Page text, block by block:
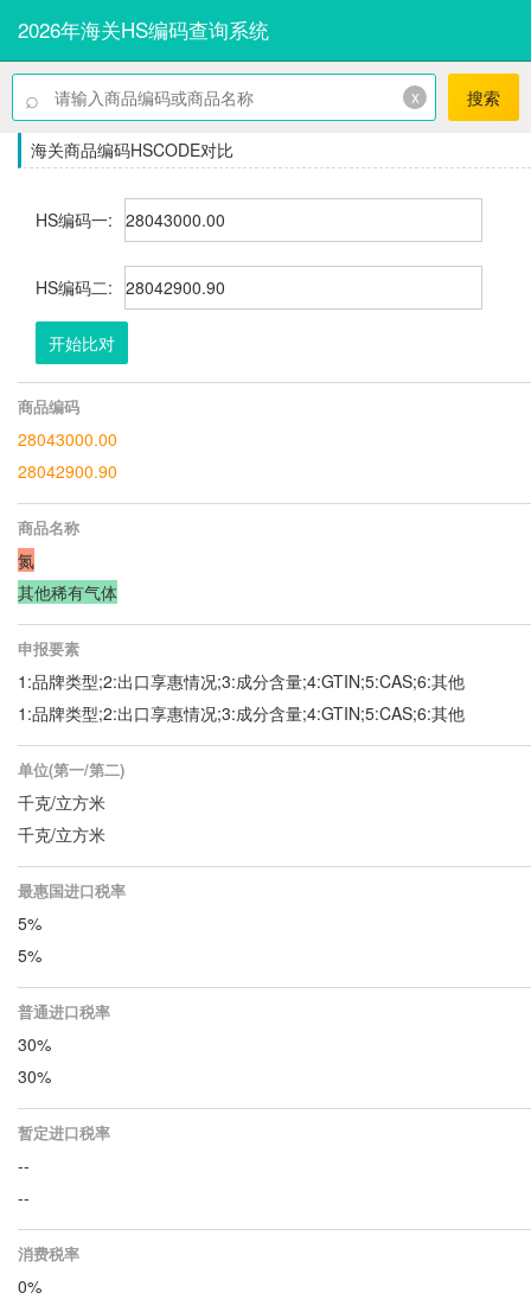
2026年海关HS编码查询系统
⌕ x 搜索
海关商品编码HSCODE对比
HS编码一:
HS编码二:
开始比对
商品编码
28043000.00
28042900.90
商品名称
氮
其他稀有气体
申报要素
1:品牌类型;2:出口享惠情况;3:成分含量;4:GTIN;5:CAS;6:其他
1:品牌类型;2:出口享惠情况;3:成分含量;4:GTIN;5:CAS;6:其他
单位(第一/第二)
千克/立方米
千克/立方米
最惠国进口税率
5%
5%
普通进口税率
30%
30%
暂定进口税率
--
--
消费税率
0%